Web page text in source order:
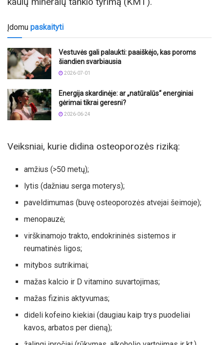
Įdomu paskaityti
Vestuvės gali palaukti: paaiškėjo, kas poroms
šiandien svarbiausia
2026-07-01
Energija skardinėje: ar „natūralūs“ energiniai
gėrimai tikrai geresni?
2026-06-24
Veiksniai, kurie didina osteoporozės riziką:
amžius (>50 metų);
lytis (dažniau serga moterys);
paveldimumas (buvę osteoporozės atvejai šeimoje);
menopauzė;
virškinamojo trakto, endokrininės sistemos ir
reumatinės ligos;
mitybos sutrikimai;
mažas kalcio ir D vitamino suvartojimas;
mažas fizinis aktyvumas;
dideli kofeino kiekiai (daugiau kaip trys puodeliai
kavos, arbatos per dieną);